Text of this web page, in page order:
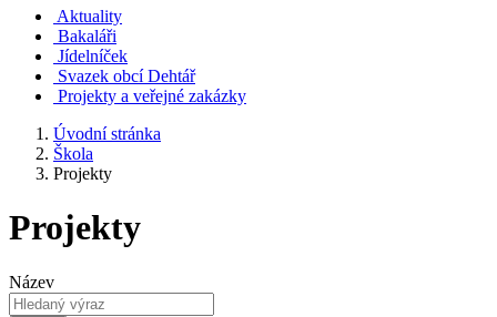
Aktuality
Bakaláři
Jídelníček
Svazek obcí Dehtář
Projekty a veřejné zakázky
Úvodní stránka
Škola
Projekty
Projekty
Název